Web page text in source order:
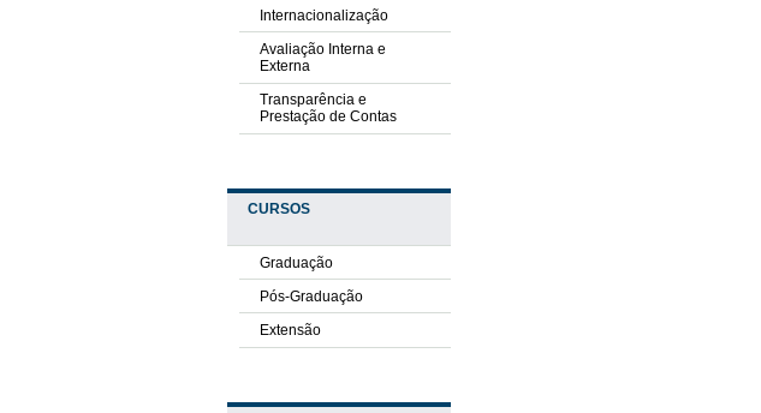
Internacionalização
Avaliação Interna e
Externa
Transparência e
Prestação de Contas
CURSOS
Graduação
Pós-Graduação
Extensão